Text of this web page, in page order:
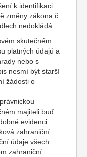
k identifikaci
změny zákona č.
nedokládá.
skutečném
platných údajů a
nebo s
nesmí být starší
žádosti o
majiteli buď
evidenci
zahraniční
údaje všech
zahraniční